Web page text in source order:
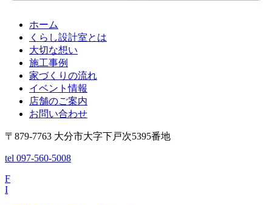
ホーム
くらし設計室とは
大切な想い
施工事例
家づくりの流れ
イベント情報
店舗のご案内
お問い合わせ
〒879-7763 大分市大字下戸次5395番地
tel 097-560-5008
F
I